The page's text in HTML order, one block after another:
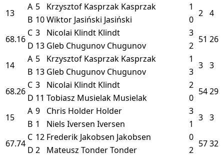
13
A 5 Krzysztof Kasprzak Kasprzak 1
2 4
B 10Wiktor Jasiński Jasiński
0
68.16
C 3 Nicolai Klindt Klindt 3
51 26
D 13 Gleb Chugunov Chugunov
2
14
A 5 Krzysztof Kasprzak Kasprzak 1
3 3
B 13 Gleb Chugunov Chugunov
3
68.26
C 3 Nicolai Klindt Klindt 2
5429
D 11 Tobiasz Musielak Musielak
0
15
A 9 Chris Holder Holder 3
3 3
B 1 Niels Iversen Iversen
1
67.74
C 12 Frederik Jakobsen Jakobsen 0
5732
D 2 Mateusz TonderTonder
2